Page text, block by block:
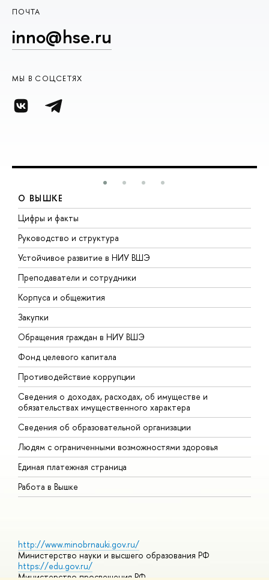
ПОЧТА
inno@hse.ru
МЫ В СОЦСЕТЯХ
О ВЫШКЕ
Цифры и факты
Руководство и структура
Устойчивое развитие в НИУ ВШЭ
Преподаватели и сотрудники
Корпуса и общежития
Закупки
Обращения граждан в НИУ ВШЭ
Фонд целевого капитала
Противодействие коррупции
Сведения о доходах, расходах, об имуществе и
обязательствах имущественного характера
Сведения об образовательной организации
Людям с ограниченными возможностями здоровья
Единая платежная страница
Работа в Вышке
http://www.minobrnauki.gov.ru/
Министерство науки и высшего образования РФ
https://edu.gov.ru/
Министерство просвещения РФ